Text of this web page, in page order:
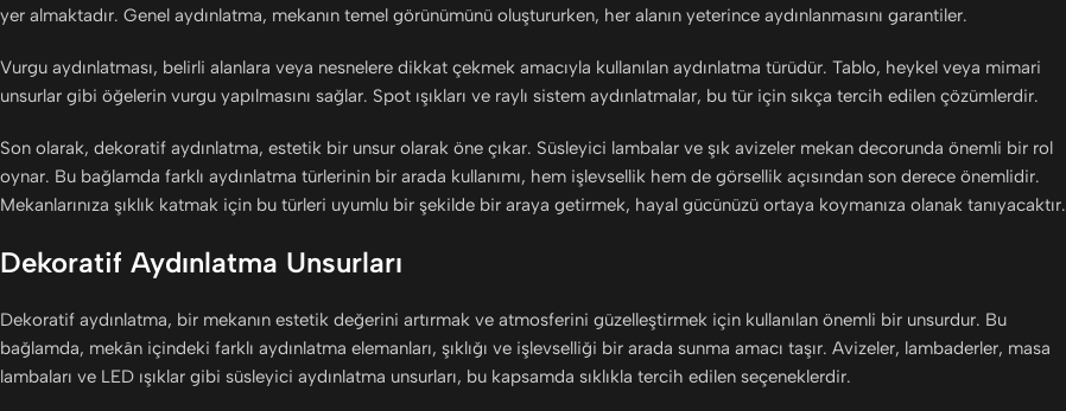
yer almaktadır. Genel aydınlatma, mekanın temel görünümünü oluştururken, her alanın yeterince aydınlanmasını garantiler.
Vurgu aydınlatması, belirli alanlara veya nesnelere dikkat çekmek amacıyla kullanılan aydınlatma türüdür. Tablo, heykel veya mimari
unsurlar gibi öğelerin vurgu yapılmasını sağlar. Spot ışıkları ve raylı sistem aydınlatmalar, bu tür için sıkça tercih edilen çözümlerdir.
Son olarak, dekoratif aydınlatma, estetik bir unsur olarak öne çıkar. Süsleyici lambalar ve şık avizeler mekan decorunda önemli bir rol
oynar. Bu bağlamda farklı aydınlatma türlerinin bir arada kullanımı, hem işlevsellik hem de görsellik açısından son derece önemlidir.
Mekanlarınıza şıklık katmak için bu türleri uyumlu bir şekilde bir araya getirmek, hayal gücünüzü ortaya koymanıza olanak tanıyacaktır.
Dekoratif Aydınlatma Unsurları
Dekoratif aydınlatma, bir mekanın estetik değerini artırmak ve atmosferini güzelleştirmek için kullanılan önemli bir unsurdur. Bu
bağlamda, mekân içindeki farklı aydınlatma elemanları, şıklığı ve işlevselliği bir arada sunma amacı taşır. Avizeler, lambaderler, masa
lambaları ve LED ışıklar gibi süsleyici aydınlatma unsurları, bu kapsamda sıklıkla tercih edilen seçeneklerdir.